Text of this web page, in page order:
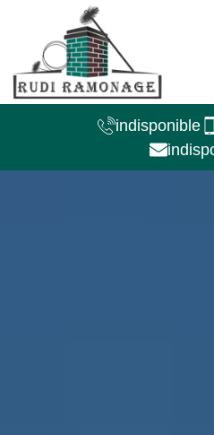
indisponible